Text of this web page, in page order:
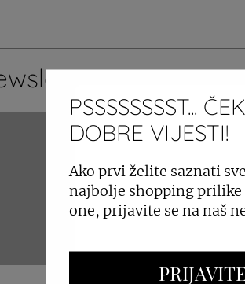
Želim primati
PSSSSSSSST...
DOBRE VIJESTI!
Ako prvi želite saznati
najbolje shopping prilike
one, prijavite se na naš